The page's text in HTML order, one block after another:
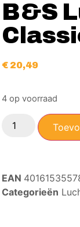
B&S
€20,49
4 op voorraad
EAN
Categorieën